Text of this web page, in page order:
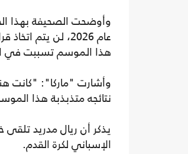
وأوضحت الصحيفة بهذا
عام 2026، لن
هذا الموسم تسببت في
وأشارت "ماركا": "كانت
نتائجه متذبذبة هذا
يذكر أن ريال مدريد
الإسباني لكرة القدم.